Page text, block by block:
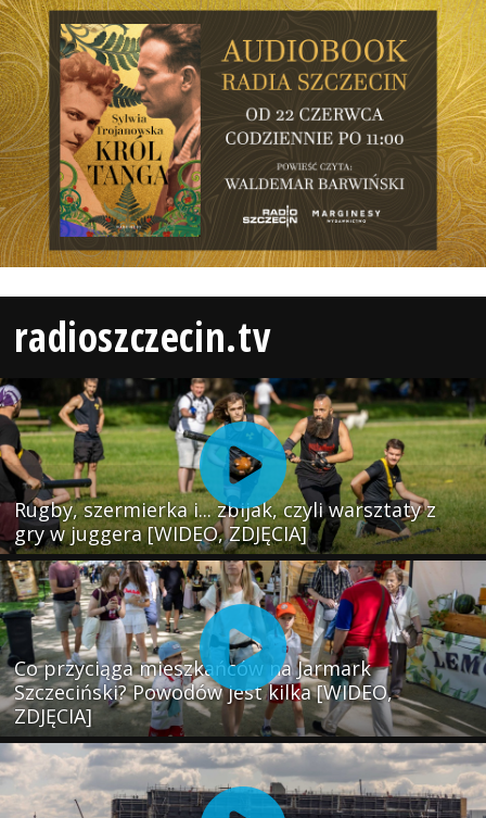
radioszczecin.tv
Rugby, szermierka i... zbijak, czyli warsztaty z
gry w juggera [WIDEO, ZDJĘCIA]
Co przyciąga mieszkańców na Jarmark
Szczeciński? Powodów jest kilka [WIDEO,
ZDJĘCIA]